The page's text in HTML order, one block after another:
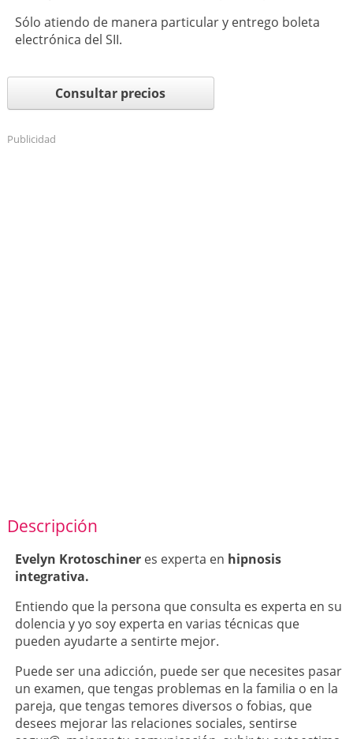
Sólo atiendo de manera particular y entrego boleta
electrónica del SII.
Consultar precios
Publicidad
Descripción
Evelyn Krotoschineres experta en hipnosis
integrativa.
Entiendo que la persona que consulta es experta en su
dolencia y yo soy experta en varias técnicas que
pueden ayudarte a sentirte mejor.
Puede ser una adicción, puede ser que necesites pasar
un examen, que tengas problemas en la familia o en la
pareja, que tengas temores diversos o fobias, que
desees mejorar las relaciones sociales, sentirse